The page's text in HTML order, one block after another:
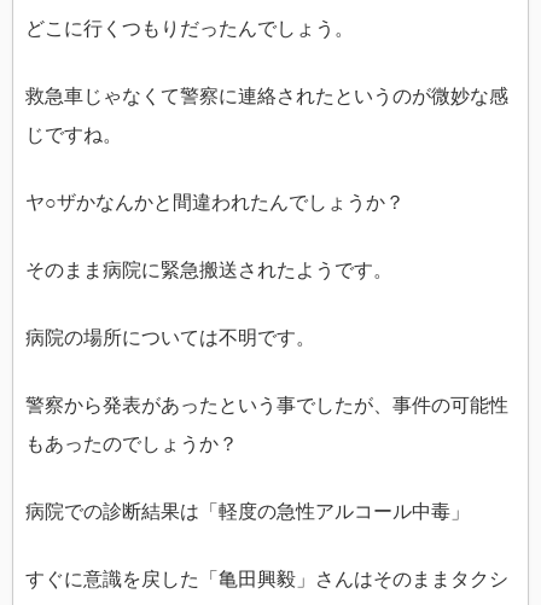
どこに行くつもりだったんでしょう。
救急車じゃなくて警察に連絡されたというのが微妙な感
じですね。
ヤ○ザかなんかと間違われたんでしょうか？
そのまま病院に緊急搬送されたようです。
病院の場所については不明です。
警察から発表があったという事でしたが、事件の可能性
もあったのでしょうか？
病院での診断結果は「軽度の急性アルコール中毒」
すぐに意識を戻した「亀田興毅」さんはそのままタクシ